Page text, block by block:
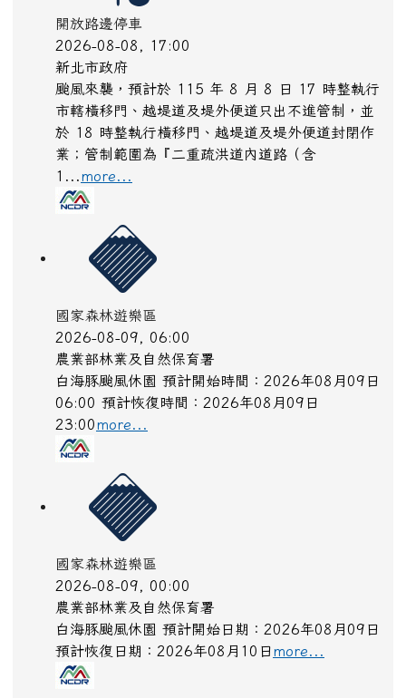
開放路邊停車
2026-08-08, 17:00
新北市政府
颱風來襲，預計於 115 年 8 月 8 日 17 時整執行
市轄橫移門、越堤道及堤外便道只出不進管制，並
於 18 時整執行橫移門、越堤道及堤外便道封閉作
業；管制範圍為『二重疏洪道內道路（含
1... more...
國家森林遊樂區
2026-08-09, 06:00
農業部林業及自然保育署
白海豚颱風休園 預計開始時間：2026年08月09日
06:00 預計恢復時間：2026年08月09日
23:00more...
國家森林遊樂區
2026-08-09, 00:00
農業部林業及自然保育署
白海豚颱風休園 預計開始日期：2026年08月09日
預計恢復日期：2026年08月10日more...